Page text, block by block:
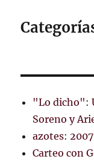
"Lo dicho":
Soreno y
azotes: 2007
Carteo con